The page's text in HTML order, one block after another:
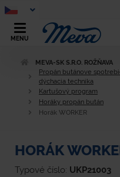
MENU
MEVA-SK S.R.O. ROŽŇAVA
Propán butánove
dýchacia technika
Kartušový program
Horáky propán bután
Horák WORKER
HORÁK
Typové číslo: UKP21003